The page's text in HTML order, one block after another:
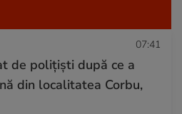
07:41
de polițiști după ce a
din localitatea Corbu,